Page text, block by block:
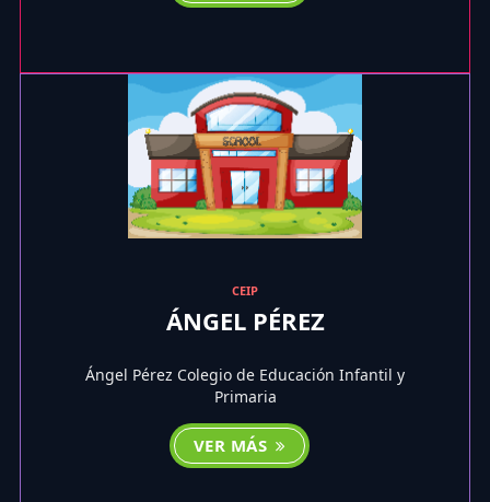
CEIP
ÁNGEL PÉREZ
Ángel Pérez Colegio de Educación Infantil y
Primaria
VER MÁS